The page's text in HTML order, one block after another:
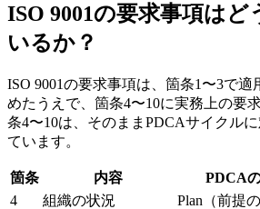
ISO 9001の要求事項はど
いるか？
ISO 9001の要求事項は、箇条1〜3で
めたうえで、箇条4〜10に実務上の要
条4〜10は、そのままPDCAサイクル
ています。
箇条 内容
PDCA
4
組織の状況
Plan（前提